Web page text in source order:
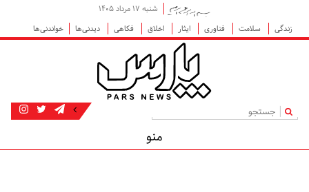
شنبه ۱۷ مرداد ۱۴۰۵
زندگی
سلامت فناوری ایثار اخلاق فکاهی دیدنی‌ها خواندنی‌ها
|
منو